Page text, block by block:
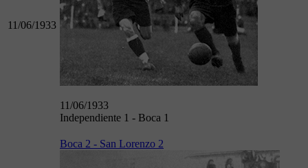
11/06/1933
11/06/1933
Independiente 1 - Boca 1
Boca 2 - San Lorenzo 2